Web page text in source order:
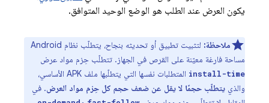
يكون العرض عند الطلب هو الوضع الوحيد المتوافق.
ملاحظة:
لتثبيت تطبيق أو تحديثه بنجاح، يتطلّب نظام Android
مساحة فارغة معيّنة على القرص في الجهاز. تتطلّب حِزم مواد عرض
install-time
المتطلبات نفسها التي يتطلّبها ملف APK الأساسي،
والذي يتطلّب حجمًا لا يقل عن ضعف حجم كل حِزم مواد العرض. في